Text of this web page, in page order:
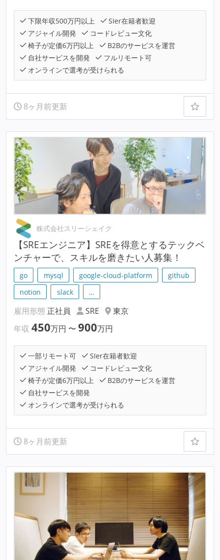
下限年収500万円以上
SIer在籍者歓迎
アジャイル開発
コードレビュー文化
椅子が定価6万円以上
B2Bのサービスを運営
自社サービスを開発
フルリモート可
オンラインで選考が受けられる
8ヶ月前更新
株式会社スリーシェイク
【SREエンジニア】SREを得意とするテックベ
ンチャーで、スキルを磨きたい人募集！
go mysql google-cloud-platform
github
notion
slack …
雇用形態 正社員 SRE
東京
年収 450万円 〜 900万円
一部リモート可
SIer在籍者歓迎
アジャイル開発
コードレビュー文化
椅子が定価6万円以上
B2Bのサービスを運営
自社サービスを開発
オンラインで選考が受けられる
8ヶ月前更新